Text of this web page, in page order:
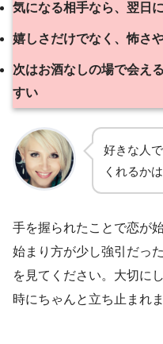
気になる相手なら、翌日
嬉しさだけでなく、怖さ
次はお酒なしの場で会え
すい
好きな人
くれるか
手を握られたことで恋が
始まり方が少し強引だっ
を見てください。大切に
時にちゃんと立ち止まれま